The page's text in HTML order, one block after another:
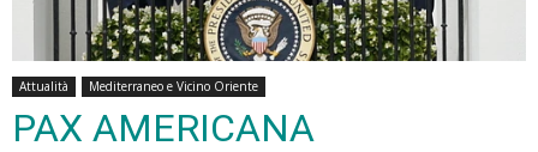
Attualità Mediterraneo e Vicino Oriente
PAX AMERICANA